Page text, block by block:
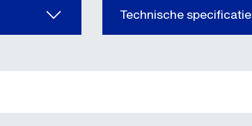
Technische specificatie